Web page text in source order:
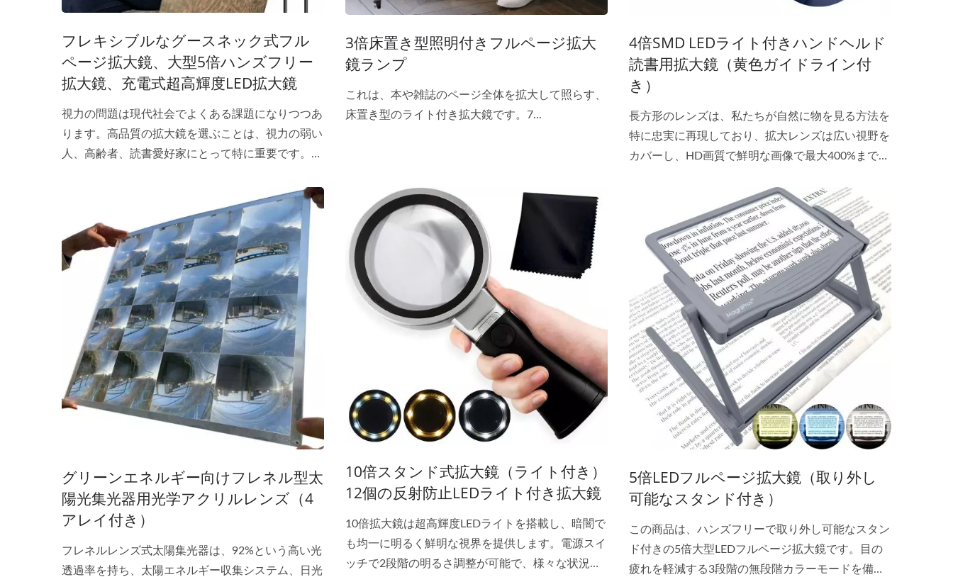
フレキシブルなグースネック式フル
ページ拡大鏡、大型5倍ハンズフリー
拡大鏡、充電式超高輝度LED拡大鏡
視力の問題は現代社会でよくある課題になりつつあ
ります。高品質の拡大鏡を選ぶことは、視力の弱い
人、高齢者、読書愛好家にとって特に重要です。優
とで、読書体験を大幅に向上させることができま
3倍床置き型照明付きフルページ拡大
鏡ランプ
これは、本や雑誌のページ全体を拡大して照らす、
床置き型のライト付き拡大鏡です。7...
4倍SMD LEDライト付きハンドヘルド
読書用拡大鏡（黄色ガイドライン付
き）
長方形のレンズは、私たちが自然に物を見る方法を
特に忠実に再現しており、拡大レンズは広い視野を
カバーし、HD画質で鮮明な画像で最大400%まで拡
さな文字を読むのに最適で、加齢による目の衰え、
黄斑変性、緑内障などの眼疾患をお持ちの方にも大
変おすすめです。
グリーンエネルギー向けフレネル型太
陽光集光器用光学アクリルレンズ（4
アレイ付き）
フレネルレンズ式太陽集光器は、92%という高い光
透過率を持ち、太陽エネルギー収集システム、日光
10倍スタンド式拡大鏡（ライト付き）
12個の反射防止LEDライト付き拡大鏡
10倍拡大鏡は超高輝度LEDライトを搭載し、暗闇で
も均一に明るく鮮明な視界を提供します。電源スイ
ッチで2段階の明るさ調整が可能で、様々な状況に
5倍LEDフルページ拡大鏡（取り外し
可能なスタンド付き）
この商品は、ハンズフリーで取り外し可能なスタン
ド付きの5倍大型LEDフルページ拡大鏡です。目の
疲れを軽減する3段階の無段階カラーモードを備